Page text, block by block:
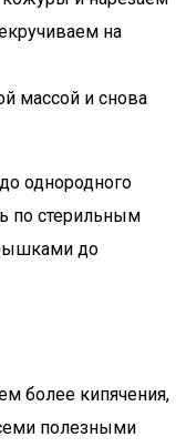
на
массой и снова
однородного
по стерильным
до
более кипячения,
полезными